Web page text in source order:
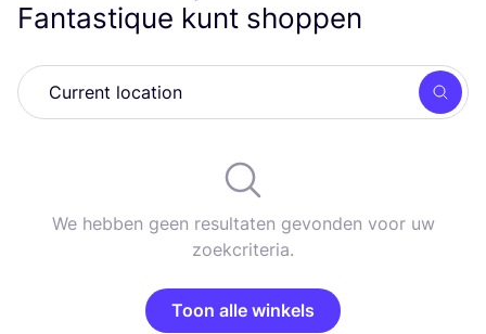
Fantastique kunt shoppen
Zoek
We hebben geen resultaten gevonden voor uw
zoekcriteria.
Toon alle winkels